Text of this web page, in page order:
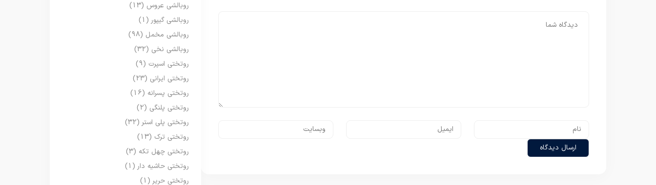
روبالشی عروس (13)
روبالشی گیپور (1)
روبالشی مخمل (98)
روبالشی نخی (32)
روتختی اسپرت (9)
روتختی ایرانی (23)
روتختی پسرانه (16)
روتختی پلنگی (2)
روتختی پلی استر (32)
روتختی ترک (13)
روتختی چهل تکه (3)
روتختی حاشیه دار (1)
روتختی حریر (1)